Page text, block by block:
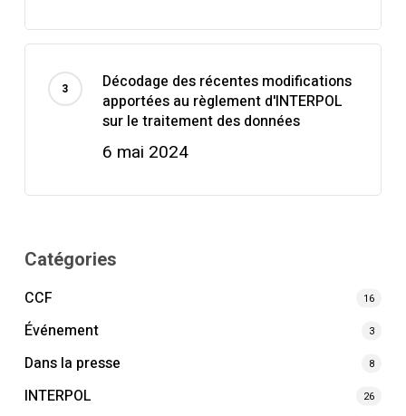
Décodage des récentes modifications
apportées au règlement d'INTERPOL
sur le traitement des données
6 mai 2024
Catégories
CCF
16
Événement 3
Dans la presse 8
INTERPOL 26